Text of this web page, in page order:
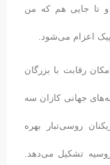
تا جایی هم که من
اعزام می‌شود.
رقابت با بزرگان
جهانی کازان سه
روسی‌تبار بهره
تشکیل می‌دهد.